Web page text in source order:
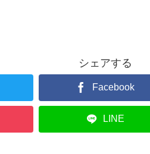
シェアする
Facebook
LINE